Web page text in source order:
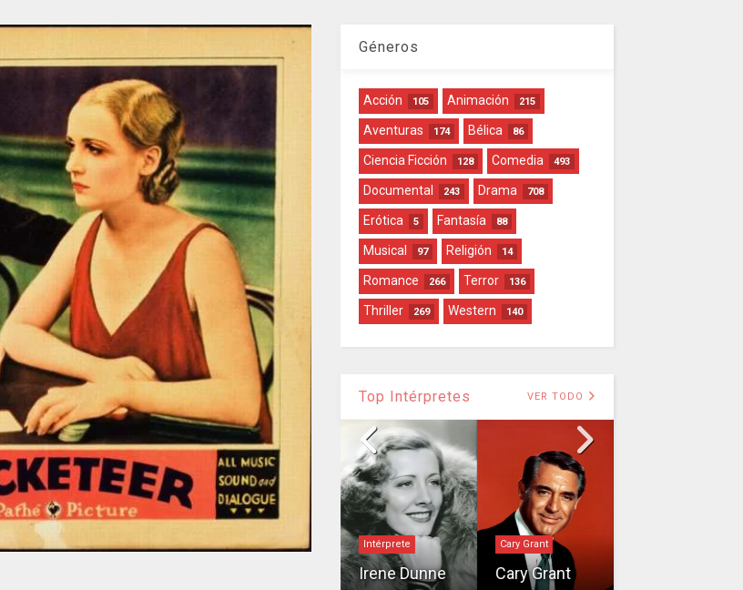
Géneros
Acción 105 Animación 215
Aventuras 174 Bélica 86
Ciencia Ficción 128 Comedia 493
Documental 243 Drama 708
Erótica 5 Fantasía 88
Musical 97 Religión 14
Romance 266 Terror 136
Thriller 269 Western 140
Top Intérpretes VER TODO
Hedy Lamarr Gregory Peck Intérprete
Irene Dunne
Cary Grant
Cary Grant